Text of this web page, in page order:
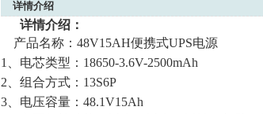
详情介绍
详情介绍：
产品名称：48V15AH便携式UPS电源
1、电芯类型：18650-3.6V-2500mAh
2、组合方式：13S6P
3、电压容量：48.1V15Ah